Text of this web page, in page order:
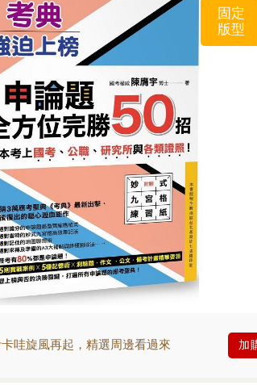
固定
版型
哇旋風再起，精選周邊看過來 加